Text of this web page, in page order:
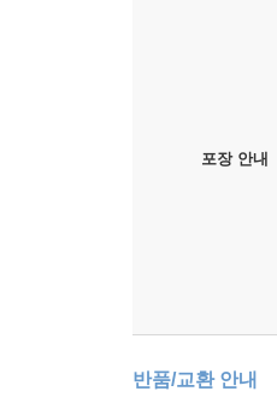
포장 안내
반품/교환 안내